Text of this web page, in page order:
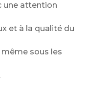
une attention
et à la qualité du
sous les